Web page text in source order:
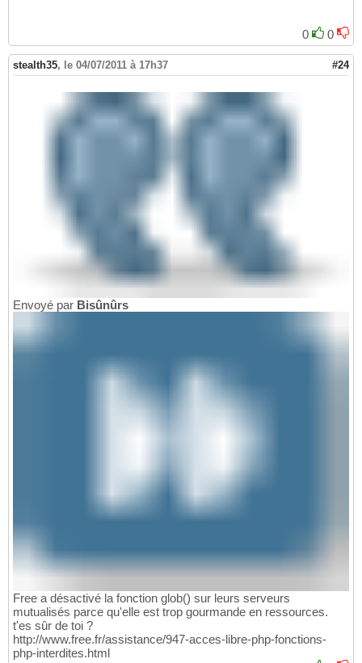
0 0
stealth35, le 04/07/2011 à 17h37 #24
Envoyé par Bisûnûrs
Free a désactivé la fonction glob() sur leurs serveurs
mutualisés parce qu'elle est trop gourmande en ressources.
t'es sûr de toi ?
http://www.free.fr/assistance/947-acces-libre-php-fonctions-
php-interdites.html